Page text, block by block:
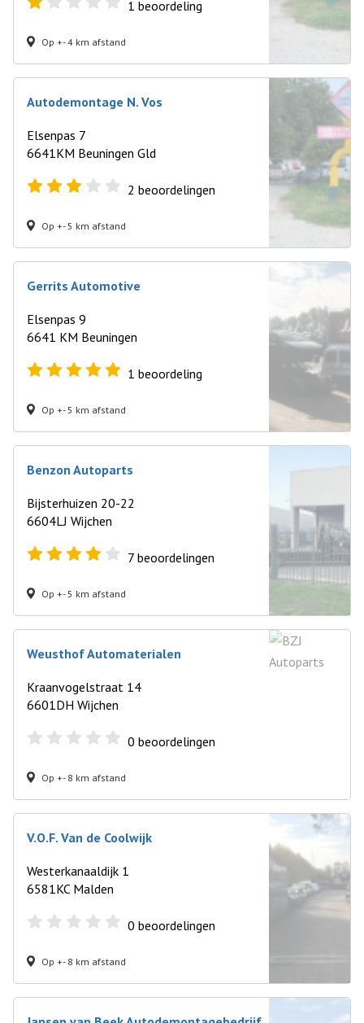
1 beoordeling
Op +- 4 km afstand
Autodemontage N. Vos
Elsenpas 7
6641KM Beuningen Gld
2 beoordelingen
Op +- 5 km afstand
Gerrits Automotive
Elsenpas 9
6641 KM Beuningen
1 beoordeling
Op +- 5 km afstand
Benzon Autoparts
Bijsterhuizen 20-22
6604LJ Wijchen
7 beoordelingen
Op +- 5 km afstand
Weusthof Automaterialen
Kraanvogelstraat 14
6601DH Wijchen
0 beoordelingen
Op +- 8 km afstand
V.O.F. Van de Coolwijk
Westerkanaaldijk 1
6581KC Malden
0 beoordelingen
Op +- 8 km afstand